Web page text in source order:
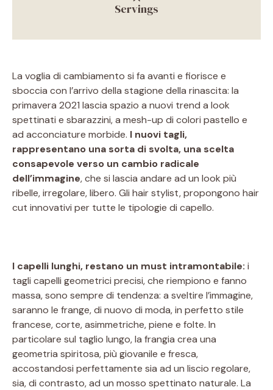
Servings
La voglia di cambiamento si fa avanti e fiorisce e
sboccia con l’arrivo della stagione della rinascita: la
primavera 2021 lascia spazio a nuovi trend a look
spettinati e sbarazzini, a mesh-up di colori pastello e
ad acconciature morbide. I nuovi tagli,
rappresentano una sorta di svolta, una scelta
consapevole verso un cambio radicale
dell’immagine, che si lascia andare ad un look più
ribelle, irregolare, libero. Gli hair stylist, propongono hair
cut innovativi per tutte le tipologie di capello.
I capelli lunghi, restano un must intramontabile: i
tagli capelli geometrici precisi, che riempiono e fanno
massa, sono sempre di tendenza: a sveltire l’immagine,
saranno le frange, di nuovo di moda, in perfetto stile
francese, corte, asimmetriche, piene e folte. In
particolare sul taglio lungo, la frangia crea una
geometria spiritosa, più giovanile e fresca,
accostandosi perfettamente sia ad un liscio regolare,
sia, di contrasto, ad un mosso spettinato naturale. La